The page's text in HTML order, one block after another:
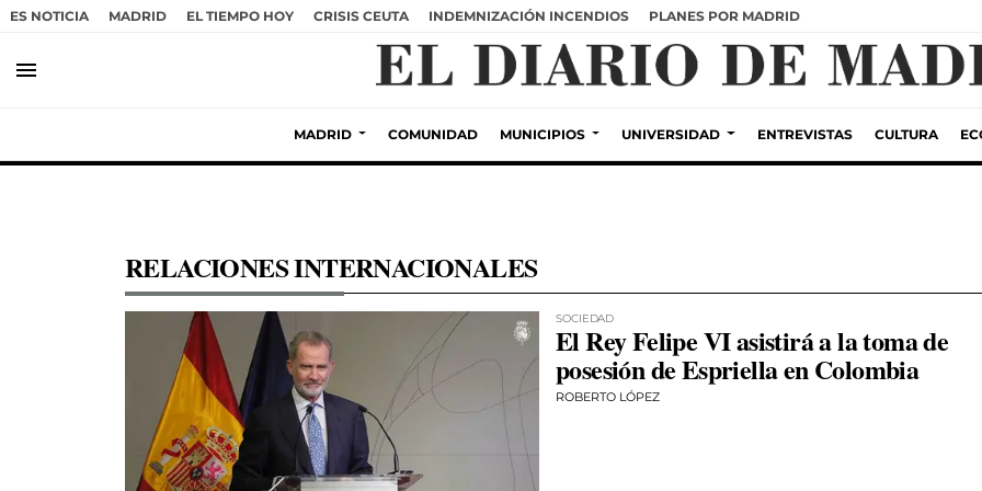
ES NOTICIA MADRID EL TIEMPO HOY CRISIS CEUTA INDEMNIZACIÓN INCENDIOS PLANES POR MADRID
menu
MADRID COMUNIDAD MUNICIPIOS UNIVERSIDAD ENTREVISTAS CULTURA
RELACIONES INTERNACIONALES
SOCIEDAD
El Rey Felipe VI asistirá a la toma de
posesión de Espriella en Colombia
ROBERTO LÓPEZ